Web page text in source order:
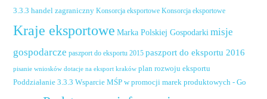
3.3.3 handel zagraniczny Konsorcja eksportowe Konsorcja eksportowe
Kraje eksportowe Marka Polskiej Gospodarki misje
gospodarcze paszport do eksportu 2015 paszport do eksportu 2016
pisanie wniosków dotacje na eksport kraków plan rozwoju eksportu
Poddziałanie 3.3.3 Wsparcie MŚP w promocji marek produktowych - Go